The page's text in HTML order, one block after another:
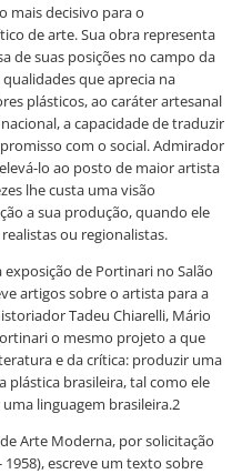
mais decisivo para o
de arte. Sua obra representa
de suas posições no campo da
que aprecia na
plásticos, ao caráter artesanal
a capacidade de traduzir
com o social. Admirador
lo ao posto de maior artista
lhe custa uma visão
a sua produção, quando ele
ou regionalistas.
exposição de Portinari no Salão
artigos sobre o artista para a
Tadeu Chiarelli, Mário
o mesmo projeto a que
e da crítica: produzir uma
brasileira, tal como ele
linguagem brasileira.2
Arte Moderna, por solicitação
escreve um texto sobre